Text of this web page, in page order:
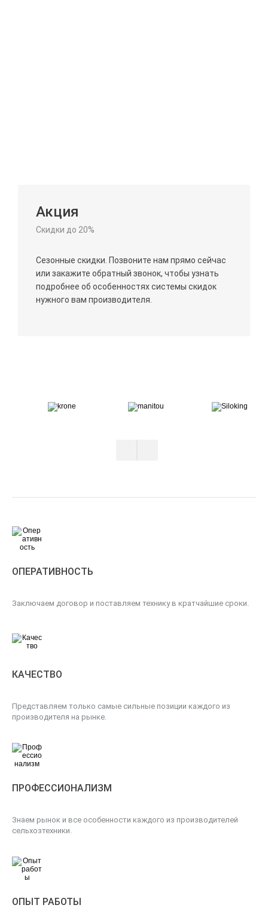
Акция
Скидки до 20%
Сезонные скидки. Позвоните нам прямо сейчас
или закажите обратный звонок, чтобы узнать
подробнее об особенностях системы скидок
нужного вам производителя.
ОПЕРАТИВНОСТЬ
Заключаем договор и поставляем технику в кратчайшие сроки.
КАЧЕСТВО
Представляем только самые сильные позиции каждого из
производителя на рынке.
ПРОФЕССИОНАЛИЗМ
Знаем рынок и все особенности каждого из производителей
сельхозтехники.
ОПЫТ РАБОТЫ